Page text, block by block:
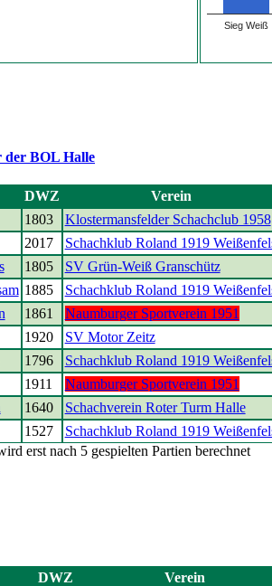
Sieg Weiß
der BOL Halle
DWZ
Verein
1803
Klostermansfelder Schachclub 1958
2017
Schachklub Roland 1919
1805
SV Grün-Weiß Granschütz
1885
Schachklub Roland 1919
1861
Naumburger Sportverein 1951
1920
SV Motor Zeitz
1796
Schachklub Roland 1919
1911
Naumburger Sportverein 1951
1640
Schachverein Roter Turm Halle
1527
Schachklub Roland 1919
erst nach 5 gespielten Partien berechnet
DWZ
Verein